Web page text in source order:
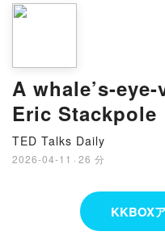
A whale’s-
Eric Stackpole
TED Talks Daily
2026-04-11 · 26 分
KKBOX